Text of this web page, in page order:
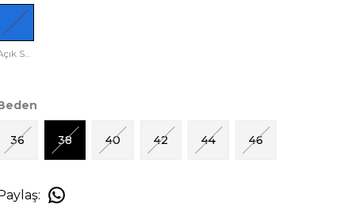
Açık Saks Mavisi
36 38 40 42 44 46
: